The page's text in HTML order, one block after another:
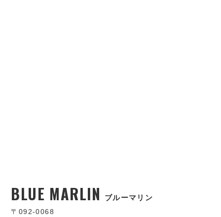
BLUE MARLIN ブルーマリン
〒092-0068